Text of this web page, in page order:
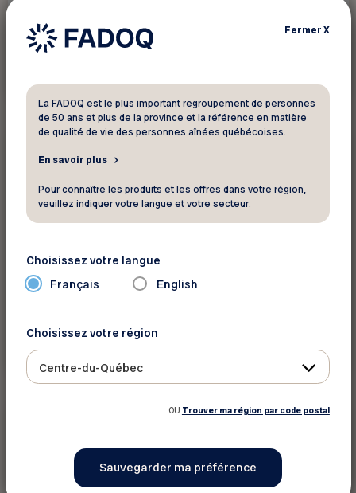
Véhicule
Blackcircles.ca
vos pneus et de jantes assorties!
Voir ce rabais
DGX Express
FermerX
La FADOQ est le plus important regroupement de personnes
de 50 ans et plus de la province et la référence en matière
de qualité de vie des personnes aînées québécoises.
En savoir plus
Pour connaître les produits et les offres dans votre région,
veuillez indiquer votre langue et votre secteur.
Choisissez votre langue
Français English
Choisissez votre région
Centre-du-Québec
OU Trouver ma région par code postal